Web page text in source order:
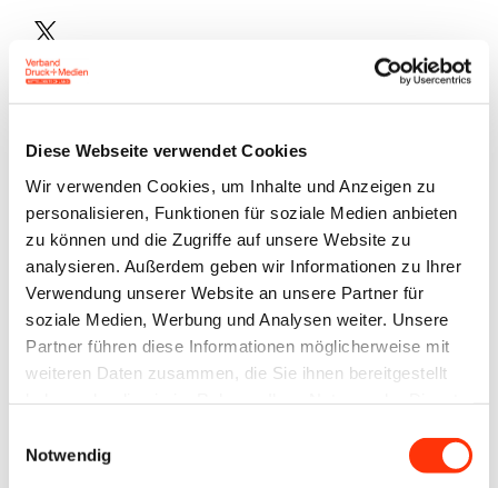
Diese Webseite verwendet Cookies
Wir verwenden Cookies, um Inhalte und Anzeigen zu
personalisieren, Funktionen für soziale Medien anbieten
zu können und die Zugriffe auf unsere Website zu
analysieren. Außerdem geben wir Informationen zu Ihrer
Verwendung unserer Website an unsere Partner für
soziale Medien, Werbung und Analysen weiter. Unsere
Partner führen diese Informationen möglicherweise mit
weiteren Daten zusammen, die Sie ihnen bereitgestellt
Notwendig
Plattform
X
E-
Drucker
In einer fachlichen Stellungnahme betrachtet
KREATIVES SACHSEN die generelle Situation der 12
Teilbranchen der Kultur- und Kreativwirtschaft in
Sachsen und versucht auf Grundlage von Beiträgen
und Studien eine Einschätzung der aktuellen
Situation, aber auch der zukünftigen Entwicklung zu